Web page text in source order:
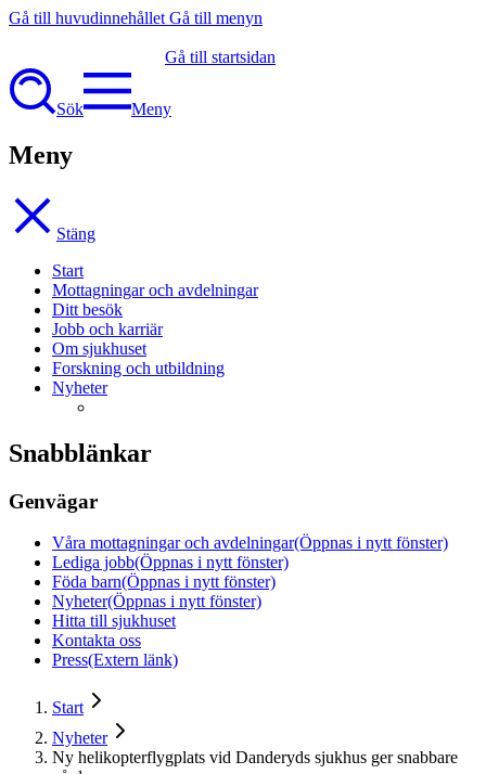
Gå till huvudinnehållet Gå till menyn
Gå till startsidan
Sök Meny
Meny
Stäng
Start
Mottagningar och avdelningar
Ditt besök
Jobb och karriär
Om sjukhuset
Forskning och utbildning
Nyheter
Snabblänkar
Genvägar
Våra mottagningar och avdelningar(Öppnas i nytt fönster)
Lediga jobb(Öppnas i nytt fönster)
Föda barn(Öppnas i nytt fönster)
Nyheter(Öppnas i nytt fönster)
Hitta till sjukhuset
Kontakta oss
Press(Extern länk)
Start
Nyheter
Ny helikopterflygplats vid Danderyds sjukhus ger snabbare